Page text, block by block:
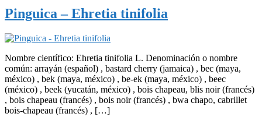
Pinguica – Ehretia tinifolia
Nombre científico: Ehretia tinifolia L. Denominación o nombre
común: arrayán (español) , bastard cherry (jamaica) , bec (maya,
méxico) , bek (maya, méxico) , be-ek (maya, méxico) , beec
(méxico) , beek (yucatán, méxico) , bois chapeau, blis noir (francés)
, bois chapeau (francés) , bois noir (francés) , bwa chapo, cabrillet
bois-chapeau (francés) , […]